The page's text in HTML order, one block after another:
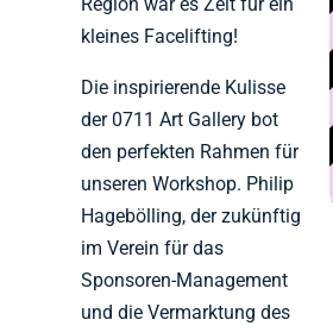
kleines Facelifting!
Die inspirierende Kulisse
der 0711 Art Gallery bot
den perfekten Rahmen für
unseren Workshop. Philip
Hagebölling, der zukünftig
im Verein für das
Sponsoren-Management
und die Vermarktung des